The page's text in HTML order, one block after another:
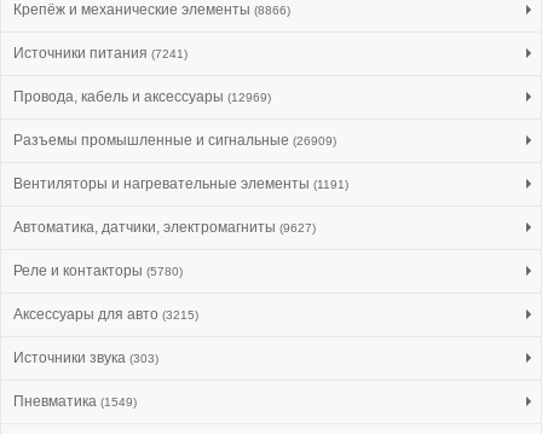
Крепёж и механические элементы (8866)
Источники питания (7241)
Провода, кабель и аксессуары (12969)
Разъемы промышленные и сигнальные (26909)
Вентиляторы и нагревательные элементы (1191)
Автоматика, датчики, электромагниты (9627)
Реле и контакторы (5780)
Аксессуары для авто (3215)
Источники звука (303)
Пневматика (1549)